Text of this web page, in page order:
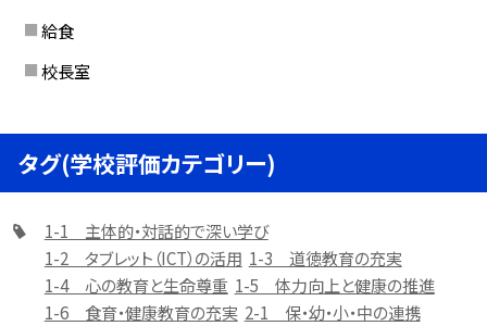
給食
校長室
タグ(学校評価カテゴリー)
1-1 主体的・対話的で深い学び
1-2 タブレット（ICT）の活用 1-3 道徳教育の充実
1-4 心の教育と生命尊重 1-5 体力向上と健康の推進
1-6 食育・健康教育の充実 2-1 保・幼・小・中の連携